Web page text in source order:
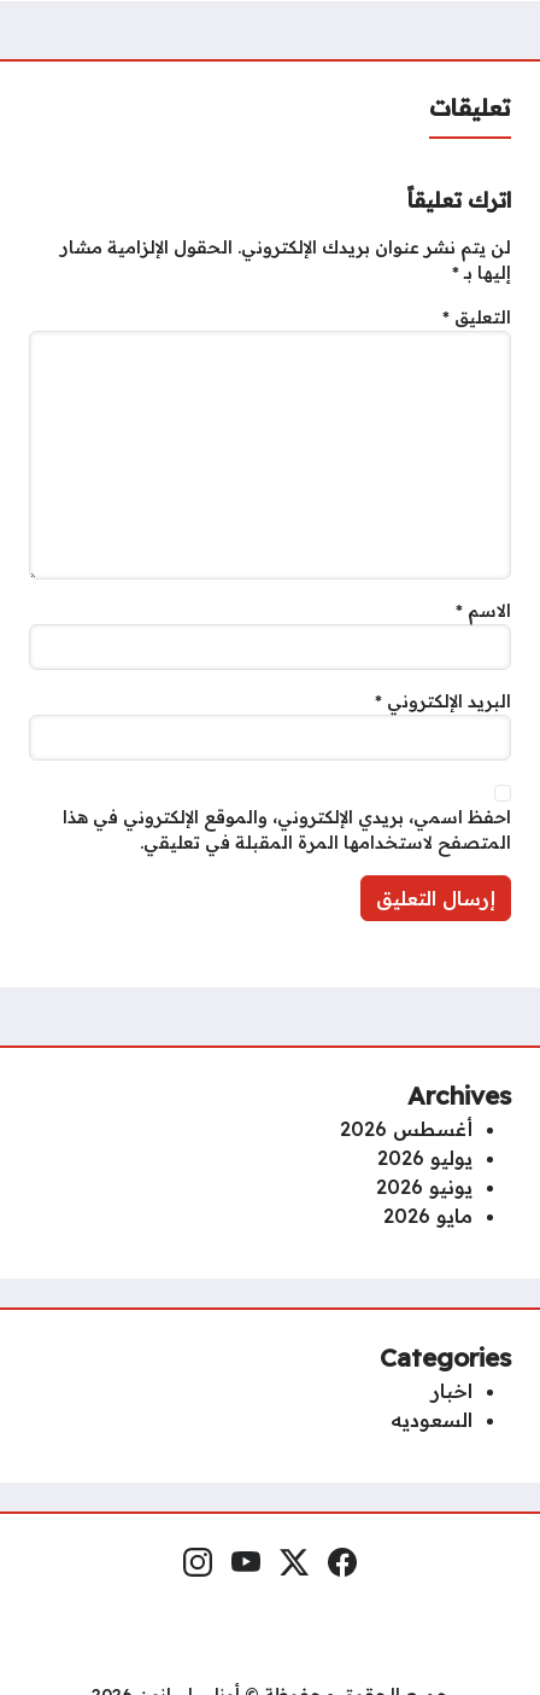
تعليقات
اترك تعليقاً
لن يتم نشر عنوان بريدك الإلكتروني. الحقول الإلزامية مشار
إليها بـ*
التعليق *
الاسم *
البريد الإلكتروني *
احفظ اسمي، بريدي الإلكتروني، والموقع الإلكتروني في هذا
المتصفح لاستخدامها المرة المقبلة في تعليقي.
Archives
أغسطس 2026
يوليو 2026
يونيو 2026
مايو 2026
Categories
اخبار
السعوديه
مواقع التواصل فيسبوكمنصة إكس
يوتيوبإنستغرام